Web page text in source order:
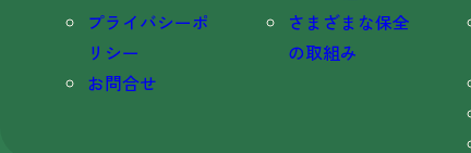
プライバシーポ
リシー
お問合せ
さまざまな保全
の取組み